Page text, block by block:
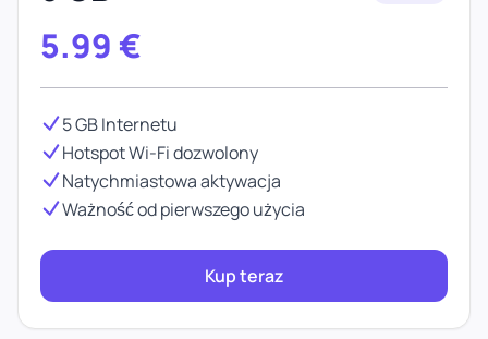
5.99 €
5 GB Internetu
Hotspot Wi-Fi dozwolony
Natychmiastowa aktywacja
Ważność od pierwszego użycia
Kup teraz